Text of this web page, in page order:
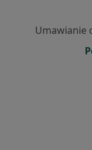
Umawianie